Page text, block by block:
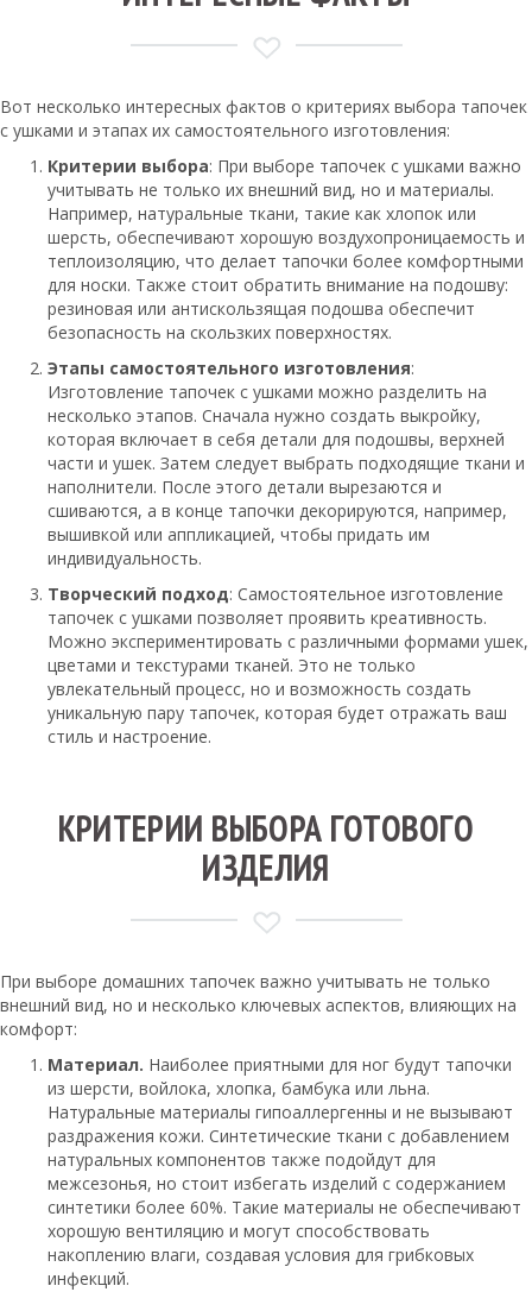
Вот несколько интересных фактов о критериях выбора тапочек
с ушками и этапах их самостоятельного изготовления:
Критерии выбора: При выборе тапочек с ушками важно
учитывать не только их внешний вид, но и материалы.
Например, натуральные ткани, такие как хлопок или
шерсть, обеспечивают хорошую воздухопроницаемость и
теплоизоляцию, что делает тапочки более комфортными
для носки. Также стоит обратить внимание на подошву:
резиновая или антискользящая подошва обеспечит
безопасность на скользких поверхностях.
Этапы самостоятельного изготовления:
Изготовление тапочек с ушками можно разделить на
несколько этапов. Сначала нужно создать выкройку,
которая включает в себя детали для подошвы, верхней
части и ушек. Затем следует выбрать подходящие ткани и
наполнители. После этого детали вырезаются и
сшиваются, а в конце тапочки декорируются, например,
вышивкой или аппликацией, чтобы придать им
индивидуальность.
Творческий подход: Самостоятельное изготовление
тапочек с ушками позволяет проявить креативность.
Можно экспериментировать с различными формами ушек,
цветами и текстурами тканей. Это не только
увлекательный процесс, но и возможность создать
уникальную пару тапочек, которая будет отражать ваш
стиль и настроение.
КРИТЕРИИ ВЫБОРА ГОТОВОГО
ИЗДЕЛИЯ
При выборе домашних тапочек важно учитывать не только
внешний вид, но и несколько ключевых аспектов, влияющих на
комфорт:
Материал. Наиболее приятными для ног будут тапочки
из шерсти, войлока, хлопка, бамбука или льна.
Натуральные материалы гипоаллергенны и не вызывают
раздражения кожи. Синтетические ткани с добавлением
натуральных компонентов также подойдут для
межсезонья, но стоит избегать изделий с содержанием
синтетики более 60%. Такие материалы не обеспечивают
хорошую вентиляцию и могут способствовать
накоплению влаги, создавая условия для грибковых
инфекций.